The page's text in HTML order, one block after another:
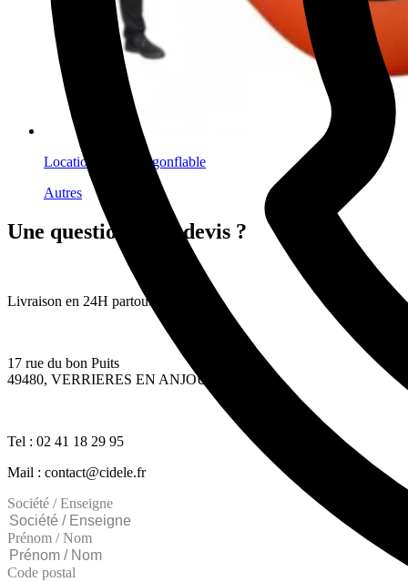
Location citrouille gonflable
Autres
Une question ? Un devis ?
Livraison en 24H partout en France
17 rue du bon Puits
49480, VERRIERES EN ANJOU
Tel : 02 41 18 29 95
Mail : contact@cidele.fr
Société / Enseigne
Prénom / Nom
Code postal